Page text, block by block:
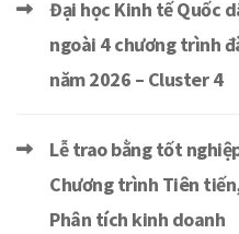
Đại học Kinh tế Quốc
ngoài 4 chương trình
năm 2026 – Cluster 4
Lễ trao bằng tốt
Chương trình Tiên
Phân tích kinh doanh